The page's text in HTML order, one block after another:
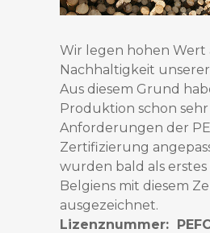
Wir legen hohen Wert
Nachhaltigkeit
Aus diesem Grund
Produktion schon
Anforderungen der
Zertifizierung
wurden bald als
Belgiens mit diesem
ausgezeichnet.
Lizenznummer: